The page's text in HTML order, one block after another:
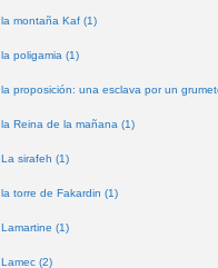
la montaña Kaf (1)
la poligamia (1)
la proposición: una esclava por un
la Reina de la mañana (1)
La sirafeh (1)
la torre de Fakardin (1)
Lamartine (1)
Lamec (2)